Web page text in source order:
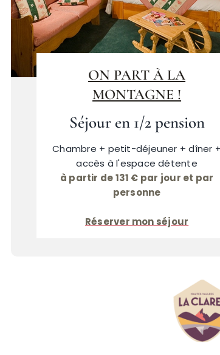
ON PART À LA
MONTAGNE !
Séjour en 1/2 pension
Chambre + petit-déjeuner + dîner +
accès à l'espace détente
à partir de 131 € par jour et par
personne
Réserver mon séjour